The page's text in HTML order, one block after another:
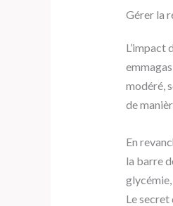
Gérer la
L’impact
modéré,
de
En
la barre
Le secret